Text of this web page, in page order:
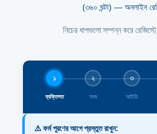
(৩৬০ ঘন্টা) — অনলাইন
নিচের ধাপগুলো সম্পন্ন করে
১
ব্যক্তিগত
২
সনদ
৩
আইডি
⚠️ ফর্ম পূরণের আগে প্রস্তুত রাখুন: